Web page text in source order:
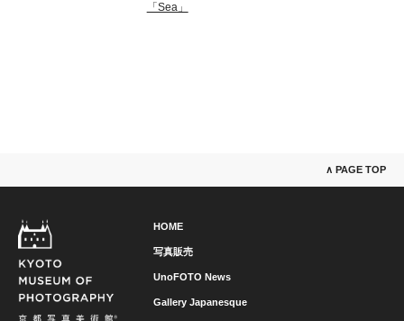
「Sea」
∧ PAGE TOP
HOME
写真販売
UnoFOTO News
Gallery Japanesque